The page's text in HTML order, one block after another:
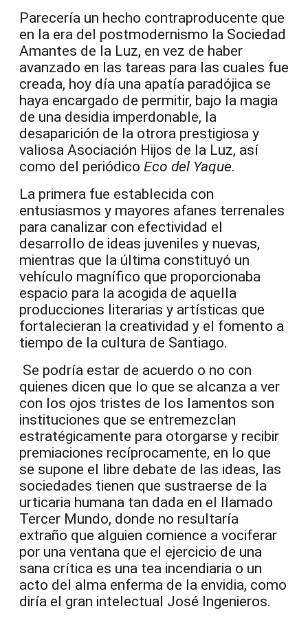
Parecería un hecho contraproducente que
en la era del postmodernismo la Sociedad
Amantes de la Luz, en vez de haber
avanzado en las tareas para las cuales fue
creada, hoy día una apatía paradójica se
haya encargado de permitir, bajo la magia
de una desidia imperdonable, la
desaparición de la otrora prestigiosa y
valiosa Asociación Hijos de la Luz, así
como del periódico Eco del Yaque.
La primera fue establecida con
entusiasmos y mayores afanes terrenales
para canalizar con efectividad el
desarrollo de ideas juveniles y nuevas,
mientras que la última constituyó un
vehículo magnífico que proporcionaba
espacio para la acogida de aquella
producciones literarias y artísticas que
fortalecieran la creatividad y el fomento a
tiempo de la cultura de Santiago.
Se podría estar de acuerdo o no con
quienes dicen que lo que se alcanza a ver
con los ojos tristes de los lamentos son
instituciones que se entremezclan
estratégicamente para otorgarse y recibir
premiaciones recíprocamente, en lo que
se supone el libre debate de las ideas, las
sociedades tienen que sustraerse de la
urticaria humana tan dada en el llamado
Tercer Mundo, donde no resultaría
extraño que alguien comience a vociferar
por una ventana que el ejercicio de una
sana crítica es una tea incendiaria o un
acto del alma enferma de la envidia, como
diría el gran intelectual José Ingenieros.